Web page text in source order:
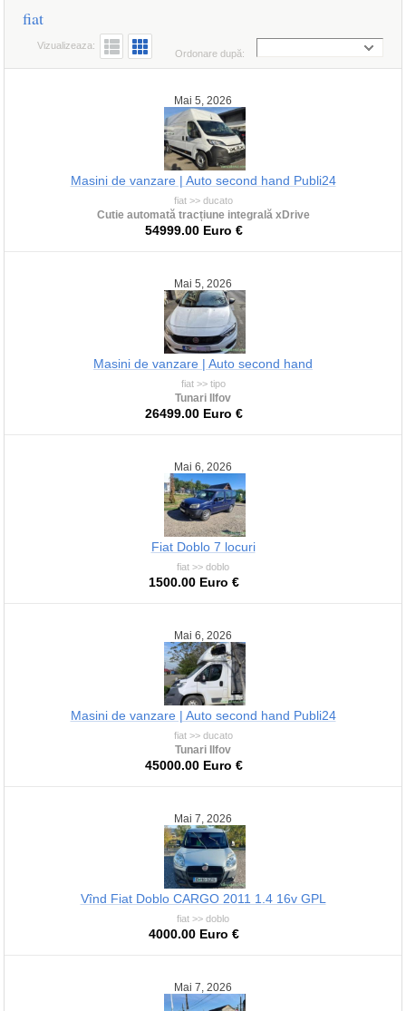
fiat
Ordonare după:
Vizualizeaza:
Mai 5, 2026
Masini de vanzare | Auto second hand Publi24
fiat >> ducato
Cutie automată tracțiune integrală xDrive
54999.00 Euro €
Mai 5, 2026
Masini de vanzare | Auto second hand
fiat >> tipo
Tunari Ilfov
26499.00 Euro €
Mai 6, 2026
Fiat Doblo 7 locuri
fiat >> doblo
1500.00 Euro €
Mai 6, 2026
Masini de vanzare | Auto second hand Publi24
fiat >> ducato
Tunari Ilfov
45000.00 Euro €
Mai 7, 2026
Vînd Fiat Doblo CARGO 2011 1.4 16v GPL
fiat >> doblo
4000.00 Euro €
Mai 7, 2026